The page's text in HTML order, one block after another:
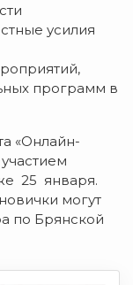
усилия
программ в
«Онлайн-
25 января.
могут
по Брянской